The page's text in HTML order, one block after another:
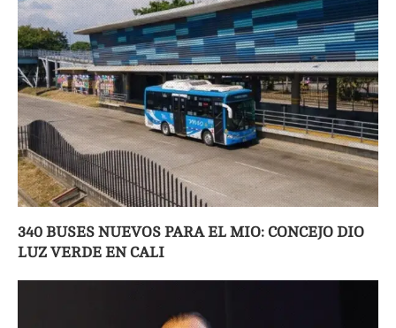
340 BUSES NUEVOS PARA EL MIO: CONCEJO DIO
LUZ VERDE EN CALI